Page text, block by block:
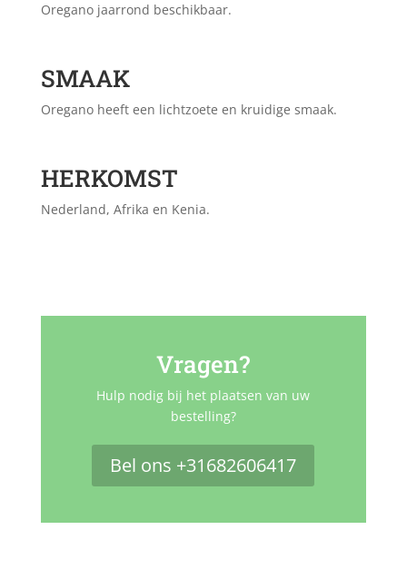
Oregano jaarrond beschikbaar.
SMAAK
Oregano heeft een lichtzoete en kruidige smaak.
HERKOMST
Nederland, Afrika en Kenia.
Vragen?
Hulp nodig bij het plaatsen van uw
bestelling?
Bel ons +31682606417